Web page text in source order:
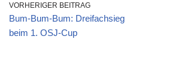
VORHERIGER BEITRAG
Bum-Bum-Bum: Dreifachsieg
beim 1. OSJ-Cup